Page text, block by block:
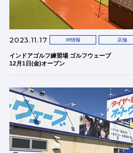
2023.11.17 IR情報 店舗
インドアゴルフ練習場 ゴルフウェーブ
12月1日(金)オープン